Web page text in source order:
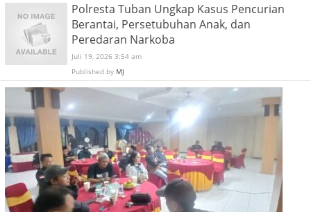
Polresta Tuban Ungkap Kasus Pencurian
Berantai, Persetubuhan Anak, dan
Peredaran Narkoba
Juli 19, 2026 3:54 am
Published by MJ